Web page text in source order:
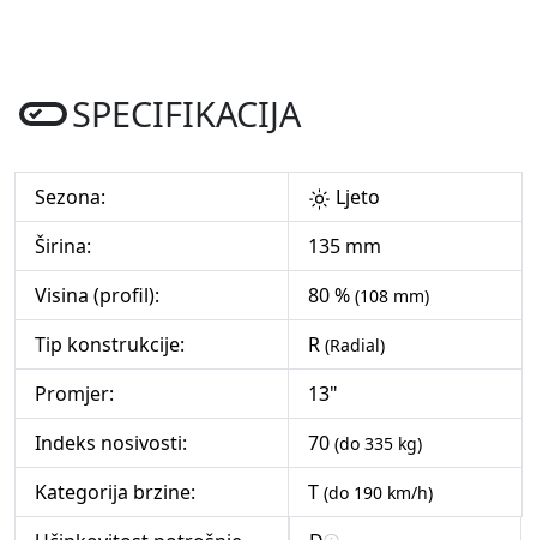
SPECIFIKACIJA
Sezona:
Ljeto
Širina:
135 mm
Visina (profil):
80 % (108 mm)
Tip konstrukcije: R (Radial)
Promjer:
13"
Indeks nosivosti:
70 (do 335 kg)
Kategorija brzine: T (do 190 km/h)